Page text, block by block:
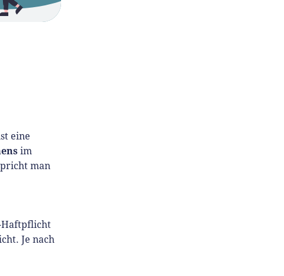
eine
im
man
Haftpflicht
Je nach